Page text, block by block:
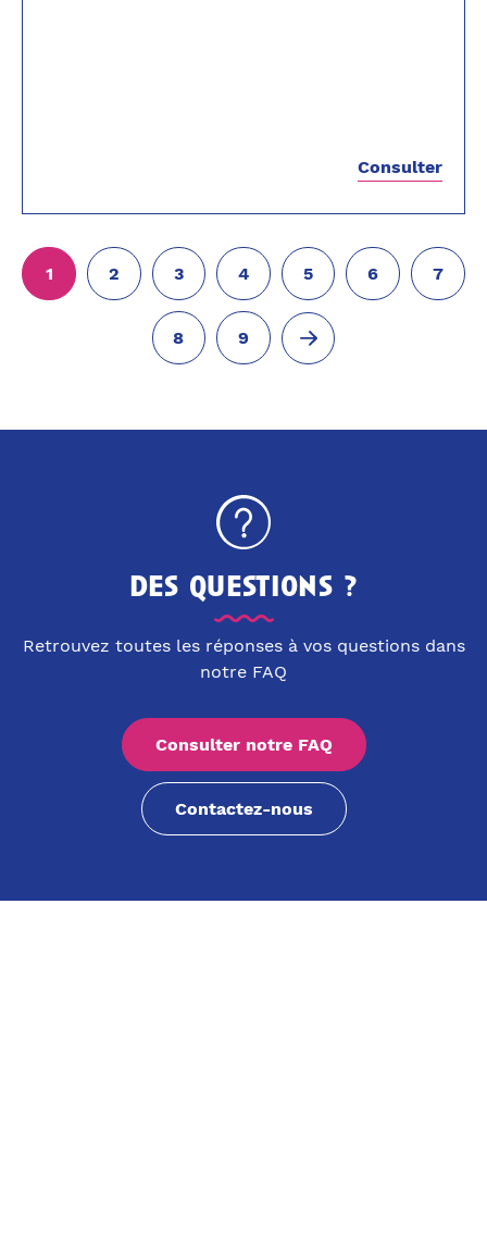
Consulter
1 2 3 4 5 6 7
8 9
des questions ?
Retrouvez toutes les réponses à vos questions dans
notre FAQ
Consulter notre FAQ
Contactez-nous